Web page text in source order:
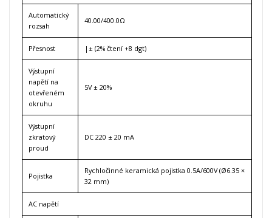
Automatický
rozsah
40.00/400.0Ω
Přesnost |± (2% čtení +8 dgt)
Výstupní
napětí na
otevřeném
okruhu
5V ± 20%
Výstupní
zkratový
proud
DC 220 ± 20 mA
Pojistka
Rychločinné keramická pojistka 0.5A/600V (Ø6.35 ×
32 mm)
AC napětí